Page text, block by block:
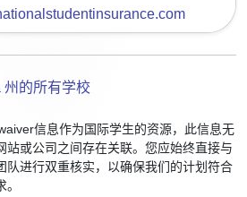
州的所有学校
信息作为国际学生的资源，此信息无
站或公司之间存在关联。您应始终直接与
队进行双重核实，以确保我们的计划符合